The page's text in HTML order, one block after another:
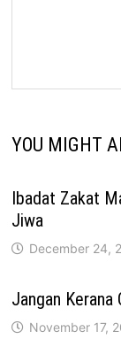
YOU MIGHT
Ibadat Zakat
Jiwa
December 24,
Jangan Kerana
November 17,